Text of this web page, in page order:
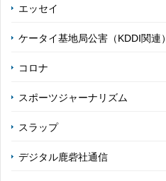
エッセイ
ケータイ基地局公害（KDDI関連）
コロナ
スポーツジャーナリズム
スラップ
デジタル鹿砦社通信